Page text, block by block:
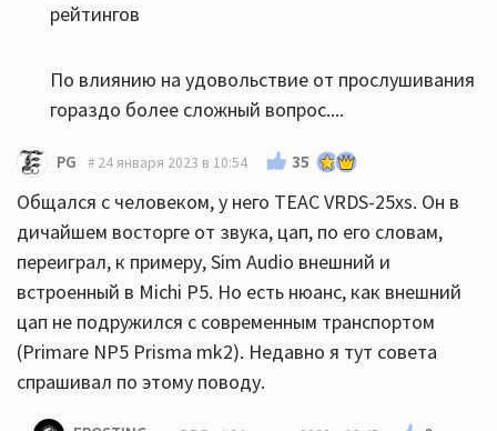
рейтингов
По влиянию на удовольствие от прослушивания
гораздо более сложный вопрос....
PG 24 января 2023 в 10:54 35
Общался с человеком, у него TEAC VRDS-25xs. Он в
дичайшем восторге от звука, цап, по его словам,
переиграл, к примеру, Sim Audio внешний и
встроенный в Michi P5. Но есть нюанс, как внешний
цап не подружился с современным транспортом
(Primare NP5 Prisma mk2). Недавно я тут совета
спрашивал по этому поводу.